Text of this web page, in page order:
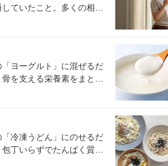
ていたこと。多くの相談
「ヨーグルト」に混ぜるだ
骨を支える栄養素をまとめ
「冷凍うどん」にのせるだ
包丁いらずでたんぱく質を